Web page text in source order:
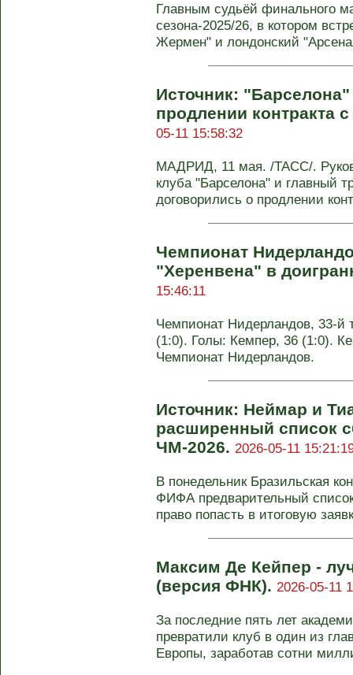
Главным судьёй финального
сезона-2025/26, в котором
Жермен" и лондонский
Источник:
продлении контракта
05-11 15:58:32
МАДРИД, 11 мая. /ТАСС/.
клуба "Барселона" и главный
договорились о продлении
Чемпионат
"Херенвена" в
15:46:11
Чемпионат Нидерландов, 33-й
(1:0). Голы: Кемпер, 36 (1:0).
Чемпионат Нидерландов.
Источник: Неймар и
расширенный список
ЧМ-2026. 2026-05-11
В понедельник Бразильская
ФИФА предварительный
право попасть в итоговую
Максим Де Кейпер -
(версия ФНК). 2026-05-11
За последние пять лет
превратили клуб в один из
Европы, заработав сотни